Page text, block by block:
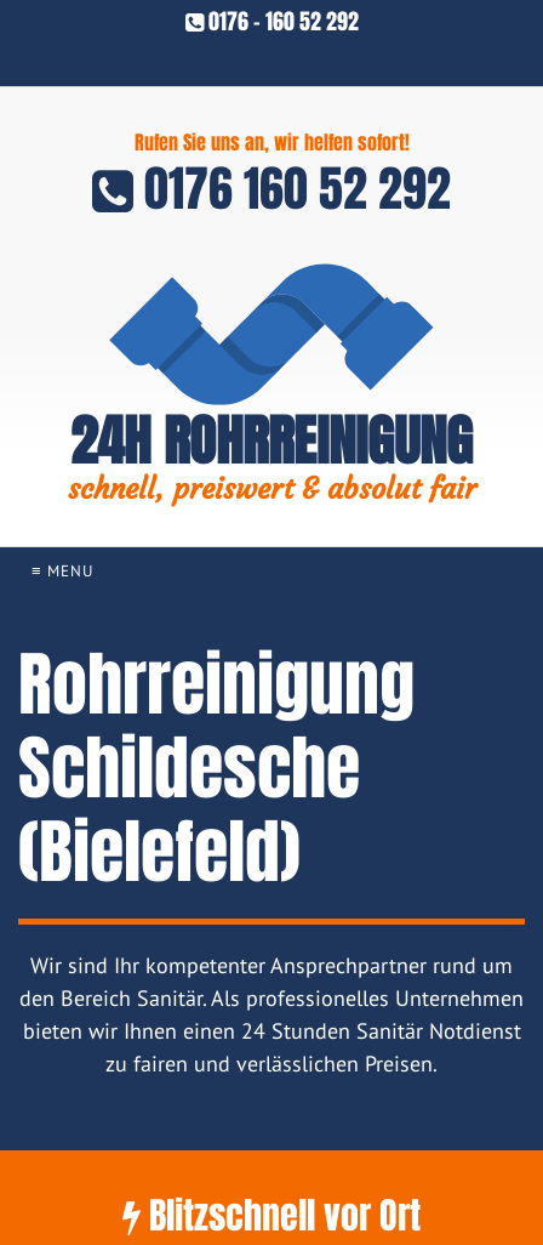
0176 - 160 52 292
Rufen Sie uns an, wir helfen sofort!
0176 160 52 292
24H ROHRREINIGUNG
schnell, preiswert & absolut fair
≡ MENU
Rohrreinigung
Schildesche
(Bielefeld)
Wir sind Ihr kompetenter Ansprechpartner rund um
den Bereich Sanitär. Als professionelles Unternehmen
bieten wir Ihnen einen 24 Stunden Sanitär Notdienst
zu fairen und verlässlichen Preisen.
Blitzschnell vor Ort